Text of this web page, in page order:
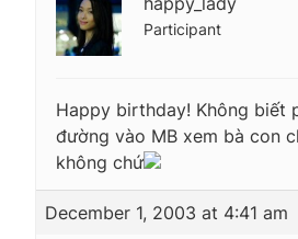
Participant
Happy birthday! Không biết
đường vào MB xem bà con
không chứ
December 1, 2003 at 4:41 am